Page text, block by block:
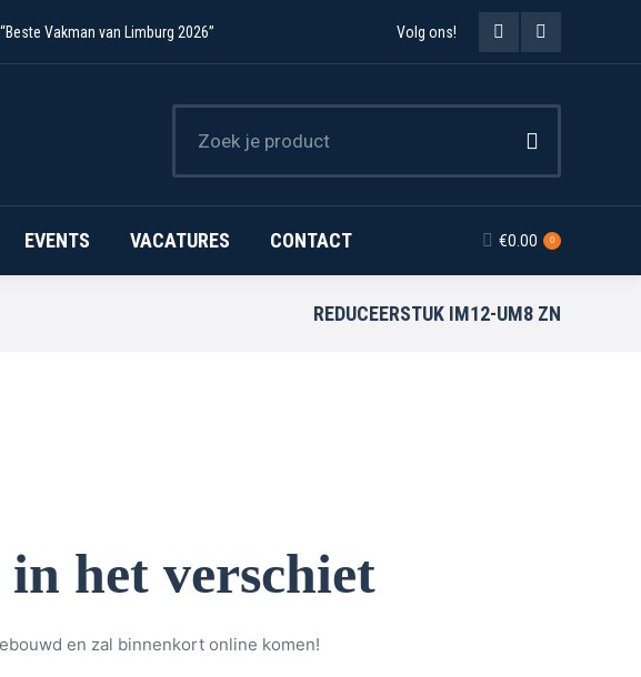
“Beste Vakman van Limburg 2026” Volg ons!
Facebook
opens
in
new
window
Instagram
in
new
window
EVENTS VACATURES CONTACT €0.00 0
REDUCEERSTUK IM12-UM8 ZN
het verschiet
en zal binnenkort online komen!